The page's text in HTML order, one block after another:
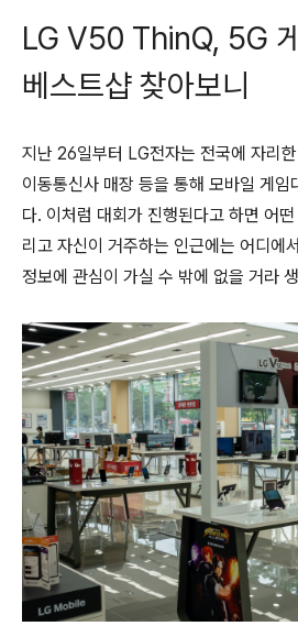
LG V50 ThinQ, 5G
베스트샵 찾아보니
지난 26일부터 LG전자는 전국에 자리
이동통신사 매장 등을 통해 모바일 게임
다. 이처럼 대회가 진행된다고 하면 어
리고 자신이 거주하는 인근에는 어디에
정보에 관심이 가실 수 밖에 없을 거라